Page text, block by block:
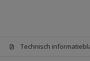
Technisch